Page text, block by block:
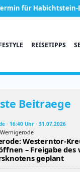
Ensemble
REISETIPPS
Beitraege
· 16:40 Uhr · 31.07.2026
Westerntor-
– Freigabe des
geplant